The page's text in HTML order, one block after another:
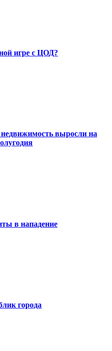
игре с ЦОД?
выросли на
в нападение
города